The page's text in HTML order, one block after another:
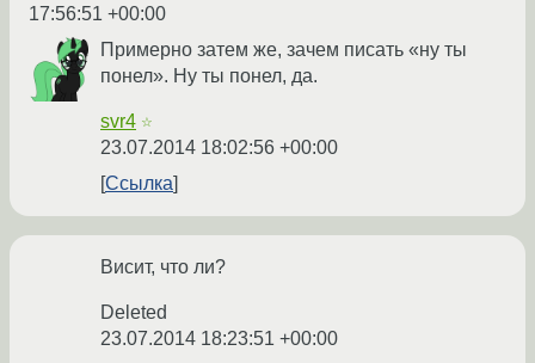
17:56:51 +00:00
Примерно затем же, зачем писать «ну ты
понел». Ну ты понел, да.
svr4 ☆
23.07.2014 18:02:56 +00:00
Ссылка
Висит, что ли?
Deleted
23.07.2014 18:23:51 +00:00